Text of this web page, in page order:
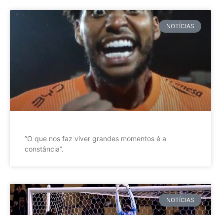
NOTÍCIAS
”O que nos faz viver grandes momentos é a
constância”.
NOTÍCIAS